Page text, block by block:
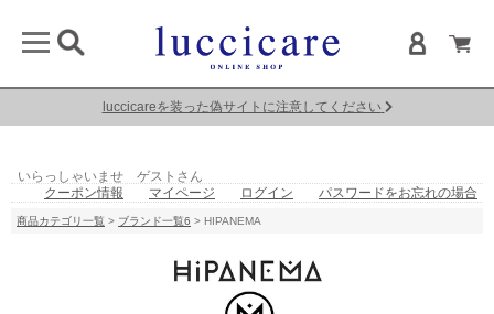
luccicareを装った偽サイトに注意してください
いらっしゃいませ ゲストさん
クーポン情報
マイページ ログイン パスワードをお忘れの場合
商品カテゴリ一覧 > ブランド一覧6 > HIPANEMA